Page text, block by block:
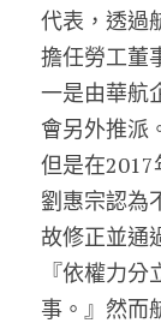
代表，透過
擔任勞工董
一是由華航
會另外推派
但是在2017
劉惠宗認為
故修正並通
『依權力
事。』然而